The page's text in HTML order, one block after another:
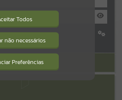
aguarde...
|Recuperar Senha
SEM LOGIN
Todos
não necessários
Preferências
recursos
não estar